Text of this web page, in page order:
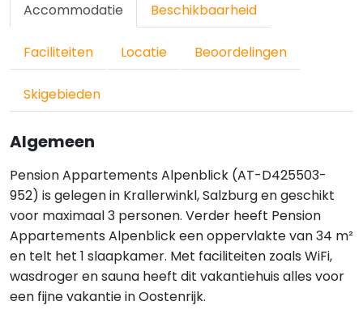
Accommodatie Beschikbaarheid
Faciliteiten Locatie Beoordelingen
Skigebieden
Algemeen
Pension Appartements Alpenblick (AT-D425503-
952) is gelegen in Krallerwinkl, Salzburg en geschikt
voor maximaal 3 personen. Verder heeft Pension
Appartements Alpenblick een oppervlakte van 34 m²
en telt het 1 slaapkamer. Met faciliteiten zoals WiFi,
wasdroger en sauna heeft dit vakantiehuis alles voor
een fijne vakantie in Oostenrijk.